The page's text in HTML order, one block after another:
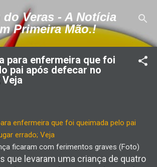
para o conteúdo principal
Veras - A Notícia
Primeira Mão.!
para enfermeira que foi
pai após defecar no
ficaram com ferimentos graves (Foto)
que levaram uma criança de quatro